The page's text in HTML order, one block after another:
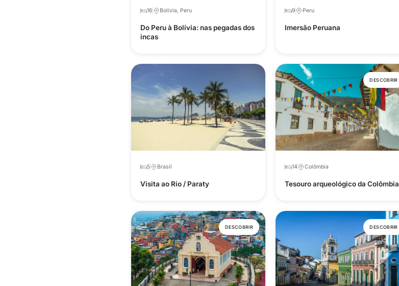
16 Bolívia, Peru
Do Peru à Bolívia: nas pegadas dos
incas
9 Peru
Imersão Peruana
5 Brasil
Visita ao Rio / Paraty
DESCOBRIR
14 Colômbia
Tesouro arqueológico da Colômbia
DESCOBRIR DESCOBRIR